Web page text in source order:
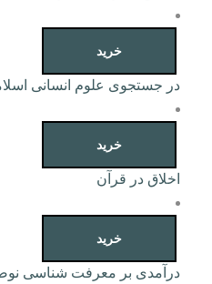
خرید
در جستجوی علوم انسانی
خرید
اخلاق در قرآن
خرید
درآمدی بر معرفت شناسی